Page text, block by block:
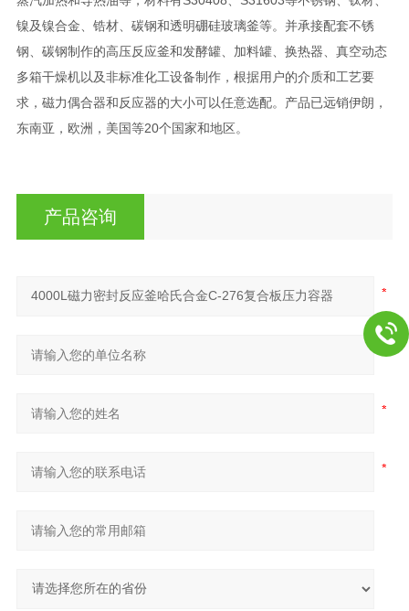
镍及镍合金、锆材、碳钢和透明硼硅玻璃釜等。并承接配套不锈
钢、碳钢制作的高压反应釜和发酵罐、加料罐、换热器、真空动态
多箱干燥机以及非标准化工设备制作，根据用户的介质和工艺要
求，磁力偶合器和反应器的大小可以任意选配。产品已远销伊朗，
东南亚，欧洲，美国等20个国家和地区。
产品咨询